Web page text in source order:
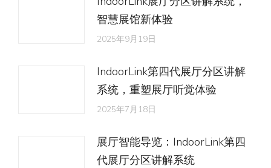
智慧展馆新体验
2025年9月19日
IndoorLink第四代展厅分区讲解
系统，重塑展厅听觉体验
2025年7月18日
展厅智能导览：IndoorLink第四
代展厅分区讲解系统